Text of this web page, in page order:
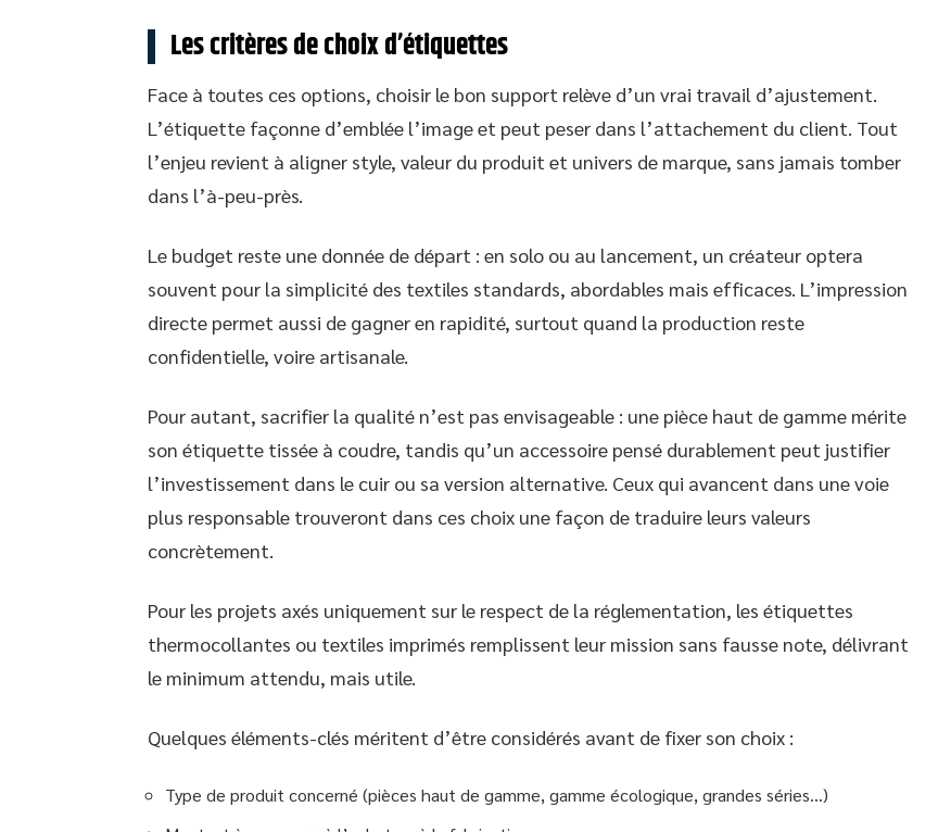
Les critères de choix d’étiquettes
Face à toutes ces options, choisir le bon support relève d’un vrai travail d’ajustement.
L’étiquette façonne d’emblée l’image et peut peser dans l’attachement du client. Tout
l’enjeu revient à aligner style, valeur du produit et univers de marque, sans jamais tomber
dans l’à-peu-près.
Le budget reste une donnée de départ : en solo ou au lancement, un créateur optera
souvent pour la simplicité des textiles standards, abordables mais efficaces. L’impression
directe permet aussi de gagner en rapidité, surtout quand la production reste
confidentielle, voire artisanale.
Pour autant, sacrifier la qualité n’est pas envisageable : une pièce haut de gamme mérite
son étiquette tissée à coudre, tandis qu’un accessoire pensé durablement peut justifier
l’investissement dans le cuir ou sa version alternative. Ceux qui avancent dans une voie
plus responsable trouveront dans ces choix une façon de traduire leurs valeurs
concrètement.
Pour les projets axés uniquement sur le respect de la réglementation, les étiquettes
thermocollantes ou textiles imprimés remplissent leur mission sans fausse note, délivrant
le minimum attendu, mais utile.
Quelques éléments-clés méritent d’être considérés avant de fixer son choix :
Type de produit concerné (pièces haut de gamme, gamme écologique, grandes séries…)